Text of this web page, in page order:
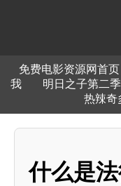
免费电影资源网首页
我
明日之子第二季
热辣奇
什么是